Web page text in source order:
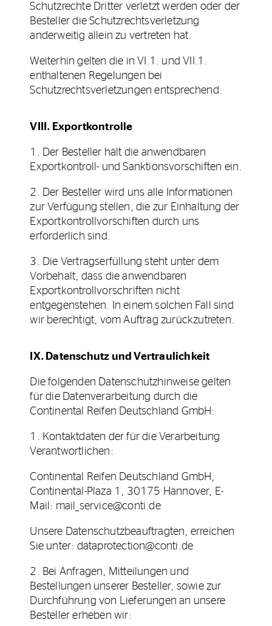
Schutzrechte Dritter verletzt werden oder der
Besteller die Schutzrechtsverletzung
anderweitig allein zu vertreten hat.
Weiterhin gelten die in VI.1. und VII.1.
enthaltenen Regelungen bei
Schutzrechtsverletzungen entsprechend.
VIII. Exportkontrolle
1. Der Besteller hält die anwendbaren
Exportkontroll- und Sanktionsvorschiften ein.
2. Der Besteller wird uns alle Informationen
zur Verfügung stellen, die zur Einhaltung der
Exportkontrollvorschiften durch uns
erforderlich sind.
3. Die Vertragserfüllung steht unter dem
Vorbehalt, dass die anwendbaren
Exportkontrollvorschriften nicht
entgegenstehen. In einem solchen Fall sind
wir berechtigt, vom Auftrag zurückzutreten.
IX. Datenschutz und Vertraulichkeit
Die folgenden Datenschutzhinweise gelten
für die Datenverarbeitung durch die
Continental Reifen Deutschland GmbH:
1. Kontaktdaten der für die Verarbeitung
Verantwortlichen:
Continental Reifen Deutschland GmbH,
Continental-Plaza 1, 30175 Hannover, E-
Mail: mail_service@conti.de
Unsere Datenschutzbeauftragten, erreichen
Sie unter: dataprotection@conti.de
2. Bei Anfragen, Mitteilungen und
Bestellungen unserer Besteller, sowie zur
Durchführung von Lieferungen an unsere
Besteller erheben wir: